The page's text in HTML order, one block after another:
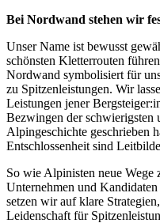
Bei Nordwand stehen wir
Unser Name ist bewusst
schönsten Kletterrouten
Nordwand symbolisiert für
zu Spitzenleistungen. Wir
Leistungen jener
Bezwingen der schwierigsten
Alpingeschichte geschrieben
Entschlossenheit sind
So wie Alpinisten neue
Unternehmen und
setzen wir auf klare
Leidenschaft für